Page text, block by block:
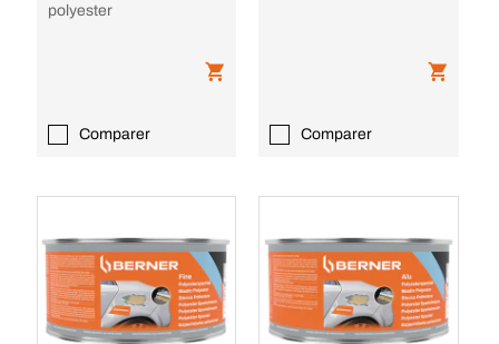
polyester
Comparer Comparer